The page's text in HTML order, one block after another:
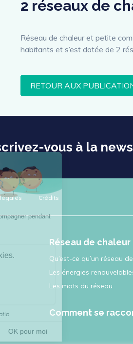
2 réseaux de
Réseau de chaleur et petite
habitants et s’est dotée de 2
RETOUR AUX
vous à la
Crédits
Réseau de chaleur
Qu’est-ce qu’un réseau
Les énergies
Les mots du réseau
Comment se